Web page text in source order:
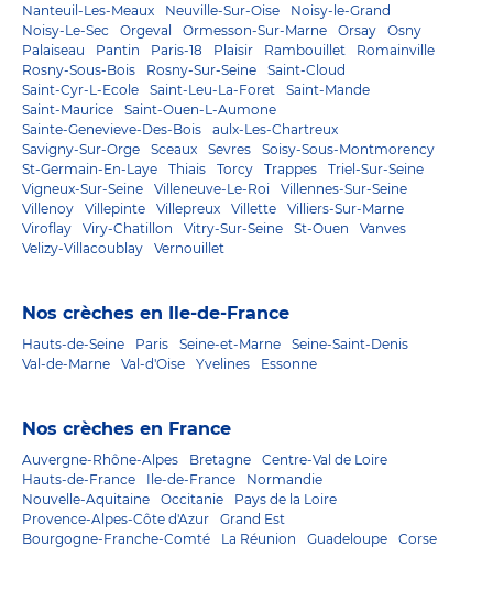
Nanteuil-Les-Meaux
Neuville-Sur-Oise
Noisy-le-Grand
Noisy-Le-Sec
Orgeval Ormesson-Sur-Marne Orsay
Osny
Palaiseau
Pantin Paris-18 Plaisir Rambouillet
Romainville
Rosny-Sous-Bois
Rosny-Sur-Seine
Saint-Cloud
Saint-Cyr-L-Ecole
Saint-Leu-La-Foret
Saint-Mande
Saint-Maurice
Saint-Ouen-L-Aumone
Sainte-Genevieve-Des-Bois
aulx-Les-Chartreux
Savigny-Sur-Orge
Sceaux Sevres
Soisy-Sous-Montmorency
St-Germain-En-Laye
Thiais Torcy Trappes
Triel-Sur-Seine
Vigneux-Sur-Seine
Villeneuve-Le-Roi
Villennes-Sur-Seine
Villenoy
Villepinte Villepreux Villette
Villiers-Sur-Marne
Viroflay
Viry-Chatillon Vitry-Sur-Seine St-Ouen
Vanves
Velizy-Villacoublay
Vernouillet
Nos crèches en Ile-de-France
Hauts-de-Seine Paris Seine-et-Marne
Seine-Saint-Denis
Val-de-Marne
Val-d'Oise Yvelines Essonne
Nos crèches en France
Auvergne-Rhône-Alpes Bretagne
Centre-Val de Loire
Hauts-de-France
Ile-de-France
Normandie
Nouvelle-Aquitaine
Occitanie
Pays de la Loire
Provence-Alpes-Côte d'Azur
Grand Est
Bourgogne-Franche-Comté
La Réunion Guadeloupe Corse